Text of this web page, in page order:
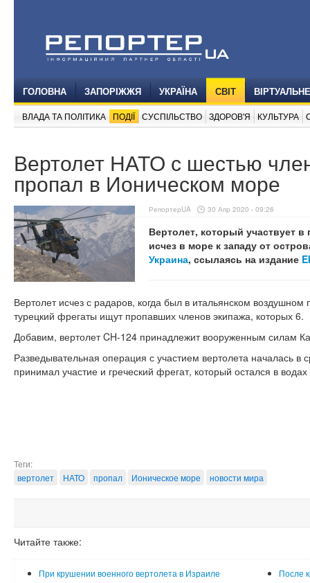
ГОЛОВНА ЗАПОРІЖЖЯ УКРАЇНА СВІТ
ВЛАДА ТА ПОЛІТИКА ПОДІЇ СУСПІЛЬСТВО ЗДОРОВ'Я КУЛЬТУРА
Вертолет НАТО с шестью
пропал в Ионическом море
РепортерUA 30 Апр 2020 - 09:26
Вертолет, который участвует
исчез в море к западу от
Украина, ссылаясь на издание
Вертолет исчез с радаров, когда был в итальянском воздушном
турецкий фрегаты ищут пропавших членов экипажа, которых 6.
Добавим, вертолет CH-124 принадлежит вооруженным силам
Разведывательная операция с участием вертолета началась в
принимал участие и греческий фрегат, который остался в
Теги:
вертолет
НАТО пропал Ионическое море новости мира
Читайте также:
При крушении военного вертолета в Израиле
После